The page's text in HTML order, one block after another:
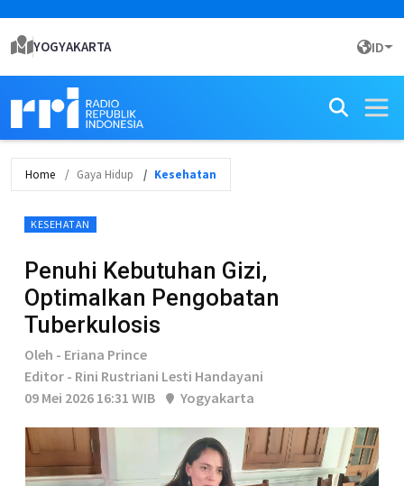
YOGYAKARTA ID
Home Gaya Hidup Kesehatan
KESEHATAN
Penuhi Kebutuhan Gizi,
Optimalkan Pengobatan
Tuberkulosis
Oleh - Eriana Prince
Editor - Rini Rustriani Lesti Handayani
09 Mei 2026 16:31 WIB
Yogyakarta